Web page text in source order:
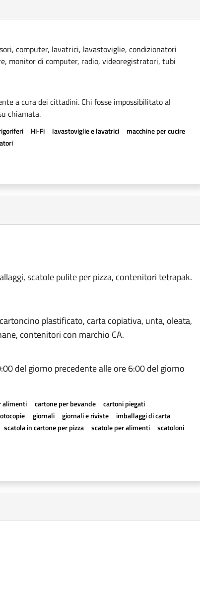
computer, lavatrici, lavastoviglie, condizionatori
monitor di computer, radio, videoregistratori, tubi
a cura dei cittadini. Chi fosse impossibilitato al
chiamata.
Hi-Fi lavastoviglie e lavatrici
macchine per cucire
scatole pulite per pizza, contenitori tetrapak.
plastificato, carta copiativa, unta, oleata,
contenitori con marchio CA.
del giorno precedente alle ore 6:00 del giorno
alimenti cartone per bevande
cartoni piegati
giornali giornali e riviste
imballaggi di carta
scatola in cartone per pizza scatole per alimenti
scatoloni